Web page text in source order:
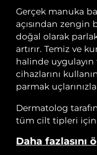
Gerçek manuka
açısından zengin
doğal olarak
artırır. Temiz ve
halinde
cihazlarını
parmak
Dermatolog
tüm cilt tipleri
Daha fazlasını